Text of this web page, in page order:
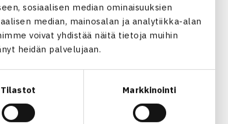
sosiaalisen median ominaisuuksien
median, mainosalan ja analytiikka-alan
voivat yhdistää näitä tietoja muihin
heidän palvelujaan.
Tilastot Markkinointi